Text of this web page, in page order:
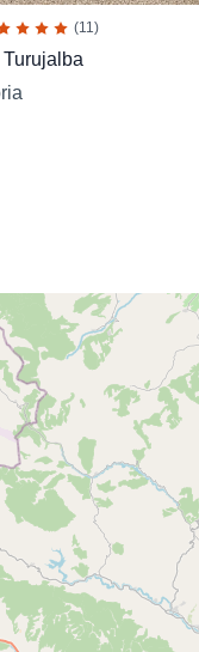
(11)
Turujalba